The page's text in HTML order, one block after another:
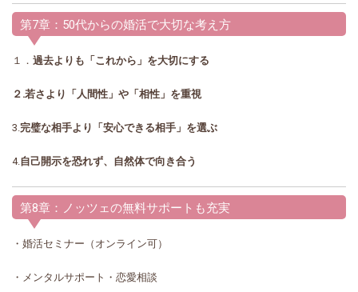
第7章：50代からの婚活で大切な考え方
１． 過去よりも「これから」を大切にする
２.若さより「人間性」や「相性」を重視
3. 完璧な相手より「安心できる相手」を選ぶ
4. 自己開示を恐れず、自然体で向き合う
第8章：ノッツェの無料サポートも充実
・婚活セミナー（オンライン可）
・メンタルサポート・恋愛相談